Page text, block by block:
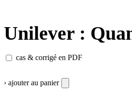
Unilever :
cas & corrigé en PDF
› ajouter au panier